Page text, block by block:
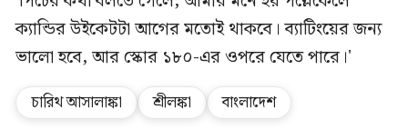
ক্যান্ডির উইকেটটা আগের মতোই থাকবে। ব্যাটিংয়ের জন্য
ভালো হবে, আর স্কোর ১৮০-এর ওপরে যেতে পারে।'
চারিথ আসালাঙ্কা শ্রীলঙ্কা বাংলাদেশ